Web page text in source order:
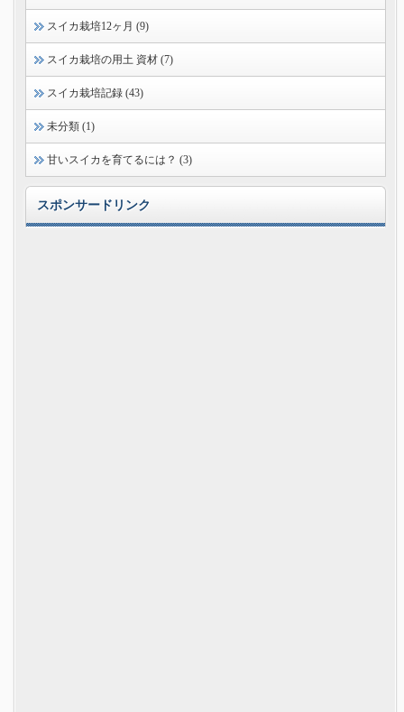
スイカ栽培12ヶ月 (9)
スイカ栽培の用土 資材 (7)
スイカ栽培記録 (43)
未分類 (1)
甘いスイカを育てるには？ (3)
スポンサードリンク